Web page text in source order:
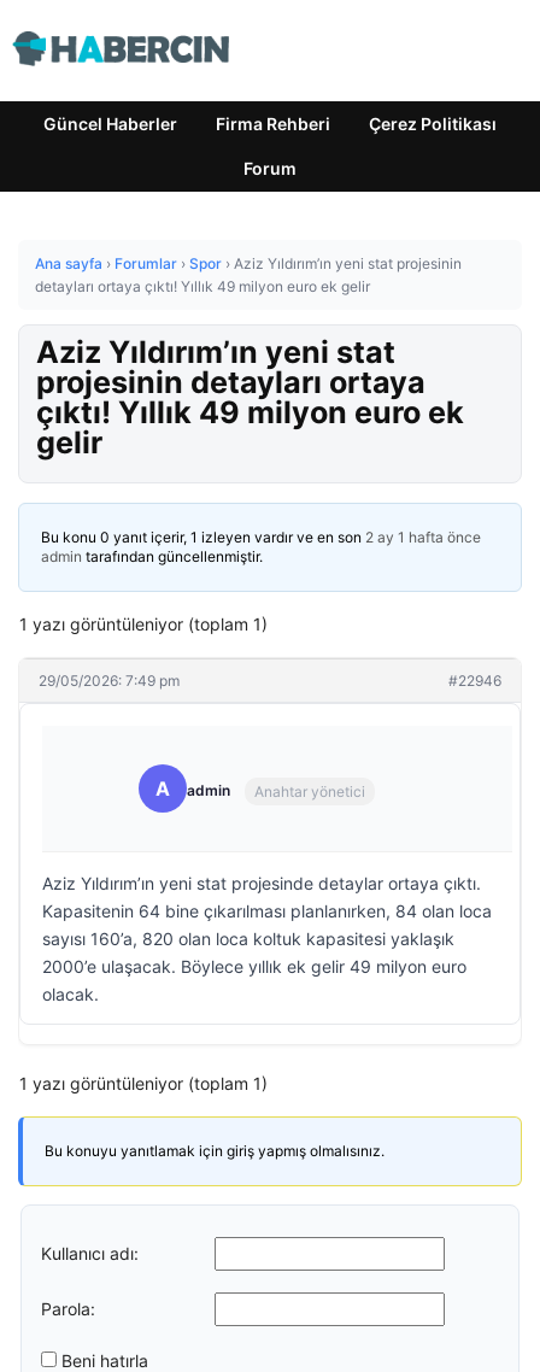
Güncel Haberler Firma Rehberi Çerez Politikası
Forum
Ana sayfa › Forumlar › Spor › Aziz Yıldırım’ın yeni stat projesinin
detayları ortaya çıktı! Yıllık 49 milyon euro ek gelir
Aziz Yıldırım’ın yeni stat
projesinin detayları ortaya
çıktı! Yıllık 49 milyon euro ek
gelir
Bu konu 0 yanıt içerir, 1 izleyen vardır ve en son 2 ay 1 hafta önce
admin tarafından güncellenmiştir.
1 yazı görüntüleniyor (toplam 1)
29/05/2026: 7:49 pm #22946
A admin Anahtar yönetici
Aziz Yıldırım’ın yeni stat projesinde detaylar ortaya çıktı.
Kapasitenin 64 bine çıkarılması planlanırken, 84 olan loca
sayısı 160’a, 820 olan loca koltuk kapasitesi yaklaşık
2000’e ulaşacak. Böylece yıllık ek gelir 49 milyon euro
olacak.
1 yazı görüntüleniyor (toplam 1)
Bu konuyu yanıtlamak için giriş yapmış olmalısınız.
Kullanıcı adı:
Parola:
Beni hatırla